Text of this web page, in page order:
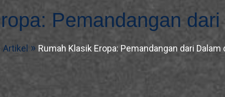
Pemandangan
Artikel Rumah Klasik Eropa: Pemandangan dari Dalam